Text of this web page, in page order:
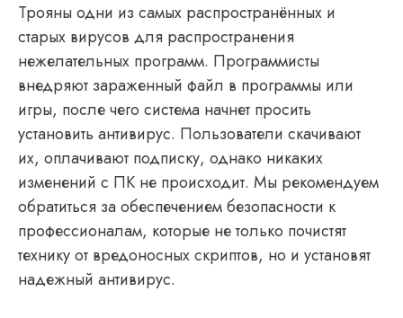
Трояны одни из самых распространённых и
старых вирусов для распространения
нежелательных программ. Программисты
внедряют зараженный файл в программы или
игры, после чего система начнет просить
установить антивирус. Пользователи скачивают
их, оплачивают подписку, однако никаких
изменений с ПК не происходит. Мы рекомендуем
обратиться за обеспечением безопасности к
профессионалам, которые не только почистят
технику от вредоносных скриптов, но и установят
надежный антивирус.